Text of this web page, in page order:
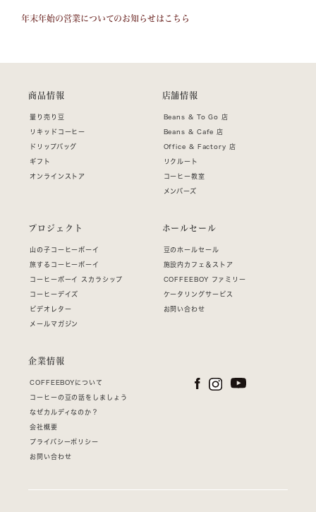
年末年始の営業についてのお知らせはこちら
商品情報
量り売り豆
リキッドコーヒー
ドリップバッグ
ギフト
オンラインストア
店舗情報
Beans & To Go 店
Beans & Cafe 店
Office & Factory 店
リクルート
コーヒー教室
メンバーズ
プロジェクト
山の子コーヒーボーイ
旅するコーヒーボーイ
コーヒーボーイ スカラシップ
コーヒーデイズ
ビデオレター
メールマガジン
ホールセール
豆のホールセール
施設内カフェ＆ストア
COFFEEBOY ファミリー
ケータリングサービス
お問い合わせ
企業情報
COFFEEBOYについて
コーヒーの豆の話をしましょう
なぜカルディなのか？
会社概要
プライバシーポリシー
お問い合わせ